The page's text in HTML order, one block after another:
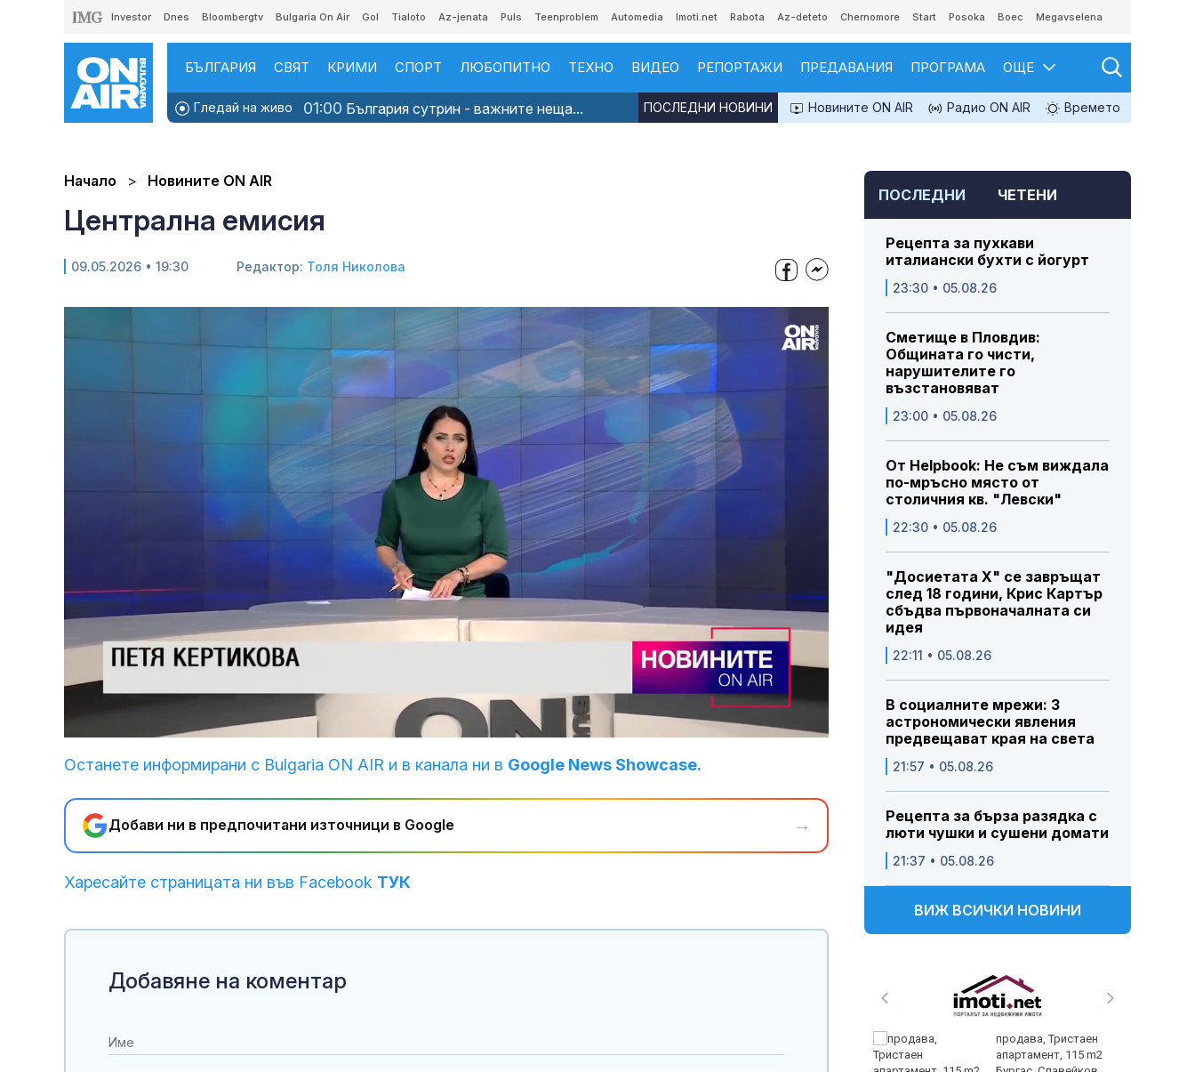
Investor Dnes Bloombergtv Bulgaria On Air Gol Tialoto Az-jenata Puls Teenproblem Automedia Imoti.net Rabota Az-deteto Chernomore Start Posoka Boec Megavselena
БЪЛГАРИЯ СВЯТ КРИМИ СПОРТ ЛЮБОПИТНО ТЕХНО ВИДЕО РЕПОРТАЖИ ПРЕДАВАНИЯ ПРОГРАМА ОЩЕ
Гледай на живо 01:00 България сутрин - важните неща... Новините ON AIR Радио ON AIR Времето
ПОСЛЕДНИ НОВИНИ
Начало Новините ON AIR
Централна емисия
09.05.2026 • 19:30 Редактор: Толя Николова
3.92%
Останете информирани с Bulgaria ON AIR и в канала ни в Google News Showcase.
Добави ни в предпочитани източници в Google →
Харесайте страницата ни във Facebook ТУК
ПОСЛЕДНИ ЧЕТЕНИ
Рецепта за пухкави
италиански бухти с йогурт
23:30 • 05.08.26
Сметище в Пловдив:
Общината го чисти,
нарушителите го
възстановяват
23:00 • 05.08.26
От Helpbook: Не съм виждала
по-мръсно място от
столичния кв. "Левски"
22:30 • 05.08.26
"Досиетата Х" се завръщат
след 18 години, Крис Картър
сбъдва първоначалната си
идея
22:11 • 05.08.26
В социалните мрежи: 3
астрономически явления
предвещават края на света
21:57 • 05.08.26
Рецепта за бърза разядка с
люти чушки и сушени домати
21:37 • 05.08.26
ВИЖ ВСИЧКИ НОВИНИ
доста добре на Тейлър
на конкремент в
продава, Тристаен
апартамент, 115 m2
Добавяне на коментар